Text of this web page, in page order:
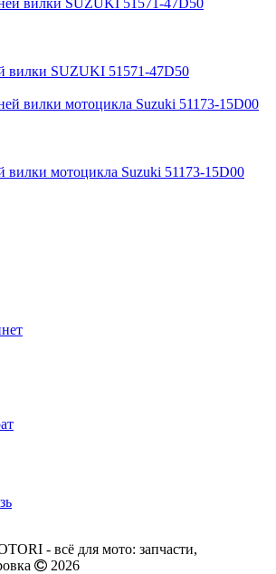
вилки SUZUKI 51571-47D50
вилки мотоцикла Suzuki 51173-15D00
- всё для мото: запчасти,
2026